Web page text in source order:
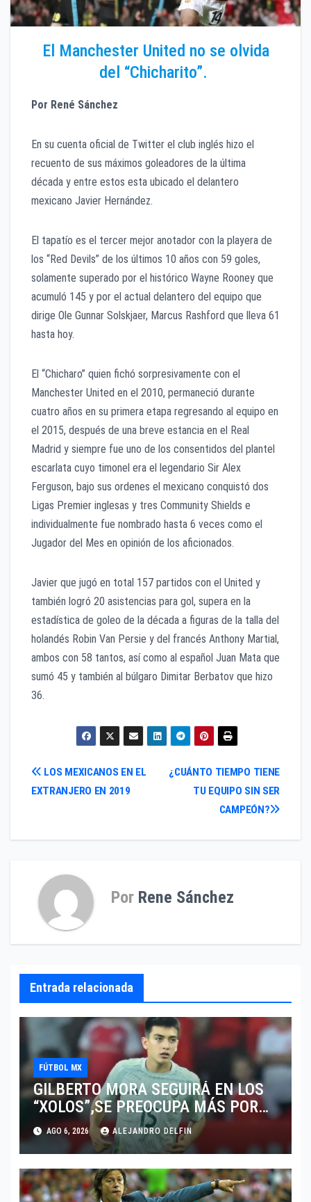
El Manchester United no se olvida
del “Chicharito”.
Por René Sánchez
En su cuenta oficial de Twitter el club inglés hizo el
recuento de sus máximos goleadores de la última
década y entre estos esta ubicado el delantero
mexicano Javier Hernández.
El tapatío es el tercer mejor anotador con la playera de
los “Red Devils” de los últimos 10 años con 59 goles,
solamente superado por el histórico Wayne Rooney que
acumuló 145 y por el actual delantero del equipo que
dirige Ole Gunnar Solskjaer, Marcus Rashford que lleva 61
hasta hoy.
El “Chicharo” quien fichó sorpresivamente con el
Manchester United en el 2010, permaneció durante
cuatro años en su primera etapa regresando al equipo en
el 2015, después de una breve estancia en el Real
Madrid y siempre fue uno de los consentidos del plantel
escarlata cuyo timonel era el legendario Sir Alex
Ferguson, bajo sus ordenes el mexicano conquistó dos
Ligas Premier inglesas y tres Community Shields e
individualmente fue nombrado hasta 6 veces como el
Jugador del Mes en opinión de los aficionados.
Javier que jugó en total 157 partidos con el United y
también logró 20 asistencias para gol, supera en la
estadística de goleo de la década a figuras de la talla del
holandés Robin Van Persie y del francés Anthony Martial,
ambos con 58 tantos, así como al español Juan Mata que
sumó 45 y también al búlgaro Dimitar Berbatov que hizo
36.
Navegación
entradas
¿CUÁNTO TIEMPO TIENE
TU EQUIPO SIN SER
CAMPEÓN?
LOS MEXICANOS EN EL
EXTRANJERO EN 2019
Por Rene Sánchez
Entrada relacionada
FÚTBOL MX
GILBERTO MORA SEGUIRÁ EN LOS
“XOLOS”,SE PREOCUPA MÁS POR
JUGAR EN SU EQUIPO.
AGO 6, 2026 ALEJANDRO DELFIN